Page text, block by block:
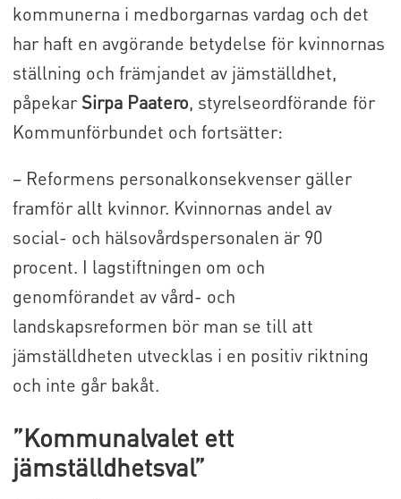
kommunerna i medborgarnas vardag och det
har haft en avgörande betydelse för kvinnornas
ställning och främjandet av jämställdhet,
påpekar Sirpa Paatero, styrelseordförande för
Kommunförbundet och fortsätter:
– Reformens personalkonsekvenser gäller
framför allt kvinnor. Kvinnornas andel av
social- och hälsovårdspersonalen är 90
procent. I lagstiftningen om och
genomförandet av vård- och
landskapsreformen bör man se till att
jämställdheten utvecklas i en positiv riktning
och inte går bakåt.
”Kommunalvalet ett
jämställdhetsval”